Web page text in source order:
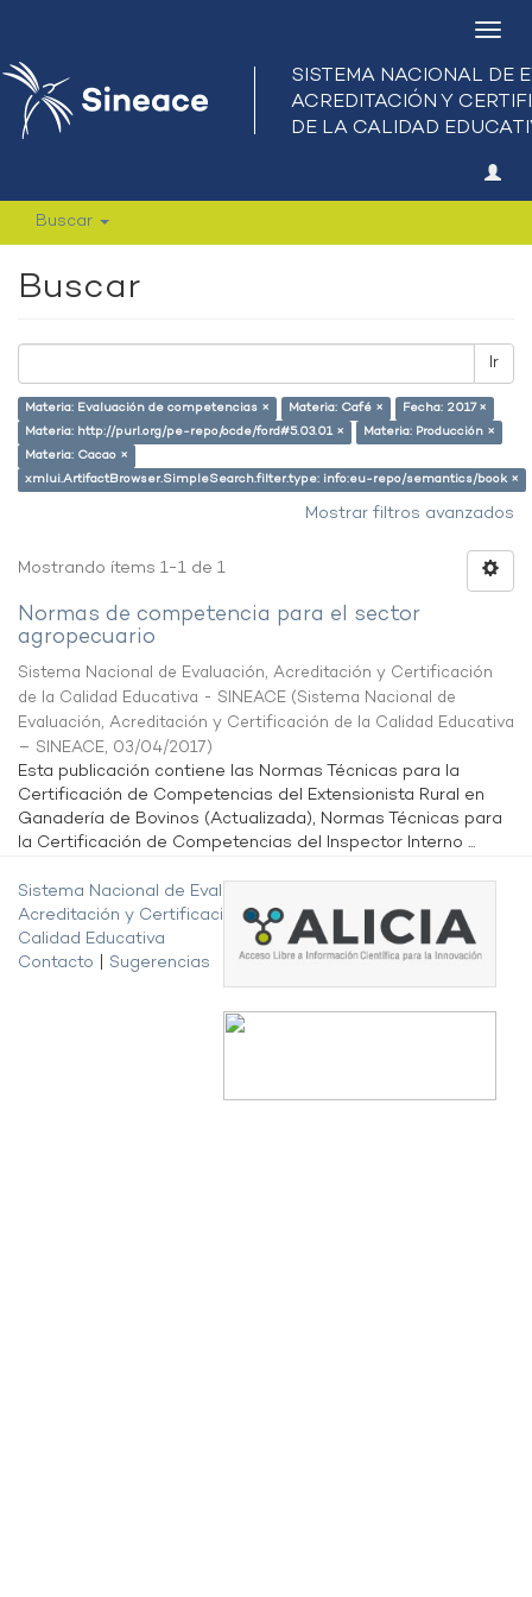
Buscar
Buscar
Ir
Materia: Evaluación de competencias × Materia: Café ×
Fecha: 2017 ×
Materia: http://purl.org/pe-repo/ocde/ford#5.03.01 ×
Materia: Producción ×
Materia: Cacao ×
xmlui.ArtifactBrowser.SimpleSearch.filter.type: info:eu-repo/semantics/book ×
Mostrar filtros avanzados
Mostrando ítems 1-1 de 1
Normas de competencia para el sector
agropecuario
Sistema Nacional de Evaluación, Acreditación y Certificación
de la Calidad Educativa - SINEACE (Sistema Nacional de
Evaluación, Acreditación y Certificación de la Calidad Educativa
– SINEACE, 03/04/2017)
Esta publicación contiene las Normas Técnicas para la
Certificación de Competencias del Extensionista Rural en
Ganadería de Bovinos (Actualizada), Normas Técnicas para
la Certificación de Competencias del Inspector Interno ...
Sistema Nacional de Evaluación,
Acreditación y Certificación de la
Calidad Educativa
Contacto
Sugerencias